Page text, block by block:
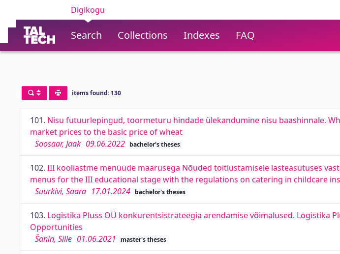
Digikogu
Search Collections Indexes FAQ
items found: 130
101. Nisu futuurlepingud, toormeturu hindade ülekandumine nisu baashinnale.
market prices to the basic price of wheat
Soosaar, Jaak 09.06.2022 bachelor's theses
102. III kooliastme menüüde määrusega Nõuded toitlustamisele lasteasutuses
menus for the III educational stage with the regulations on catering in childcare
Suurkivi, Saara 17.01.2024 bachelor's theses
103. Logistika Pluss OÜ konkurentsistrateegia arendamise võimalused. Logistika
Opportunities
Šanin, Sille 01.06.2021 master's theses